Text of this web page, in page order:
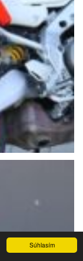
Súhlasím